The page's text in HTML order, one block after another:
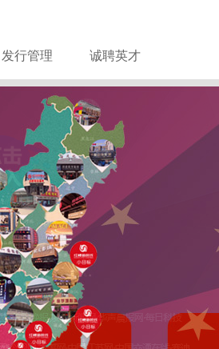
发行管理 诚聘英才